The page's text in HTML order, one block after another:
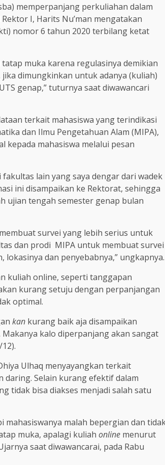
memperpanjang perkuliahan dalam
I, Harits Nu’man mengatakan
nomor 6 tahun 2020 terbilang ketat
muka karena regulasinya demikian
dimungkinkan untuk adanya (kuliah)
genap,” tuturnya saat diwawancari
terkait mahasiswa yang terindikasi
dan Ilmu Pengetahuan Alam (MIPA),
kepada mahasiswa melalui pesan
lain yang saya dengar dari wadek
ini disampaikan ke Rektorat, sehingga
ujian tengah semester genap bulan
survei yang lebih serius untuk
dan prodi MIPA untuk membuat survei
lokasinya dan penyebabnya,” ungkapnya.
kuliah online, seperti tanggapan
kurang setuju dengan perpanjangan
optimal.
kan kurang baik aja disampaikan
kalo diperpanjang akan sangat
Ulhaq menyayangkan terkait
Selain kurang efektif dalam
tidak bisa diakses menjadi salah satu
mahasiswanya malah bepergian dan
muka, apalagi kuliah online menurut
saat diwawancarai, pada Rabu